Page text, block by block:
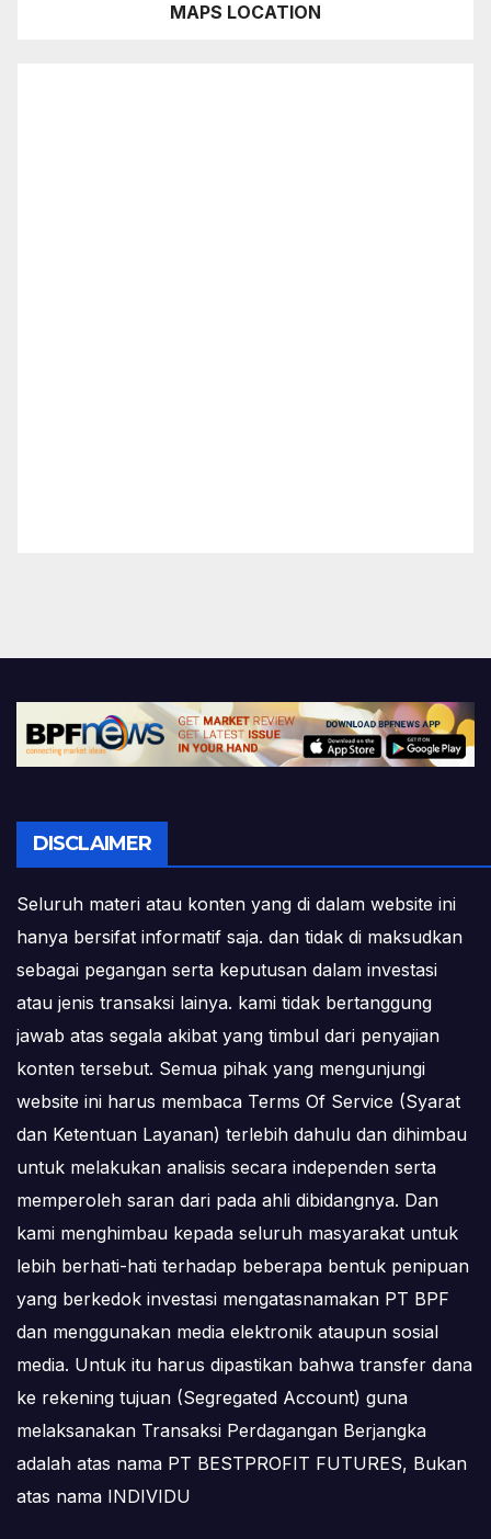
MAPS LOCATION
DISCLAIMER
Seluruh materi atau konten yang di dalam website ini
hanya bersifat informatif saja. dan tidak di maksudkan
sebagai pegangan serta keputusan dalam investasi
atau jenis transaksi lainya. kami tidak bertanggung
jawab atas segala akibat yang timbul dari penyajian
konten tersebut. Semua pihak yang mengunjungi
website ini harus membaca Terms Of Service (Syarat
dan Ketentuan Layanan) terlebih dahulu dan dihimbau
untuk melakukan analisis secara independen serta
memperoleh saran dari pada ahli dibidangnya. Dan
kami menghimbau kepada seluruh masyarakat untuk
lebih berhati-hati terhadap beberapa bentuk penipuan
yang berkedok investasi mengatasnamakan PT BPF
dan menggunakan media elektronik ataupun sosial
media. Untuk itu harus dipastikan bahwa transfer dana
ke rekening tujuan (Segregated Account) guna
melaksanakan Transaksi Perdagangan Berjangka
adalah atas nama PT BESTPROFIT FUTURES, Bukan
atas nama INDIVIDU